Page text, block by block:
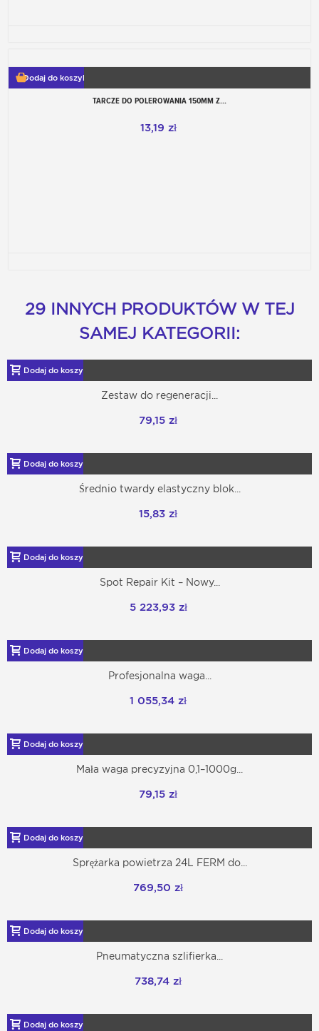
Dodaj do koszyka
TARCZE DO POLEROWANIA 150MM Z...
13,19 zł
29 INNYCH PRODUKTÓW W TEJ
SAMEJ KATEGORII:
Dodaj do koszyka
Zestaw do regeneracji...
79,15 zł
Dodaj do koszyka
Średnio twardy elastyczny blok...
15,83 zł
Dodaj do koszyka
Spot Repair Kit – Nowy...
5 223,93 zł
Dodaj do koszyka
Profesjonalna waga...
1 055,34 zł
Dodaj do koszyka
Mała waga precyzyjna 0,1–1000g...
79,15 zł
Dodaj do koszyka
Sprężarka powietrza 24L FERM do...
769,50 zł
Dodaj do koszyka
Pneumatyczna szlifierka...
738,74 zł
Dodaj do koszyka